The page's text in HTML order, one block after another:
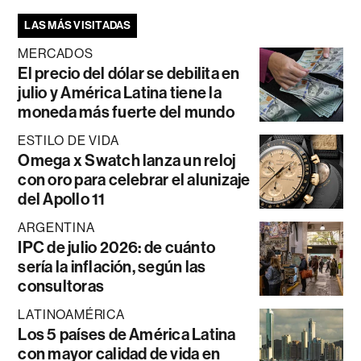
LAS MÁS VISITADAS
MERCADOS
El precio del dólar se debilita en
julio y América Latina tiene la
moneda más fuerte del mundo
ESTILO DE VIDA
Omega x Swatch lanza un reloj
con oro para celebrar el alunizaje
del Apollo 11
ARGENTINA
IPC de julio 2026: de cuánto
sería la inflación, según las
consultoras
LATINOAMÉRICA
Los 5 países de América Latina
con mayor calidad de vida en